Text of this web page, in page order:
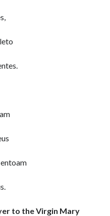
to the Virgin Mary